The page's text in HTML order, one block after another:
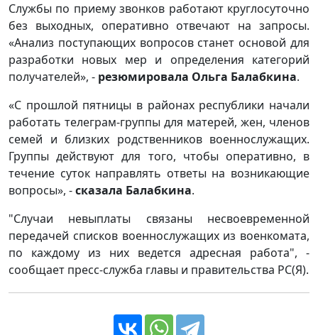
Службы по приему звонков работают круглосуточно
без выходных, оперативно отвечают на запросы.
«Анализ поступающих вопросов станет основой для
разработки новых мер и определения категорий
получателей», - резюмировала Ольга Балабкина.
«С прошлой пятницы в районах республики начали
работать телеграм-группы для матерей, жен, членов
семей и близких родственников военнослужащих.
Группы действуют для того, чтобы оперативно, в
течение суток направлять ответы на возникающие
вопросы», -сказала Балабкина.
"Случаи невыплаты связаны несвоевременной
передачей списков военнослужащих из военкомата,
по каждому из них ведется адресная работа", -
сообщает пресс-служба главы и правительства РС(Я).